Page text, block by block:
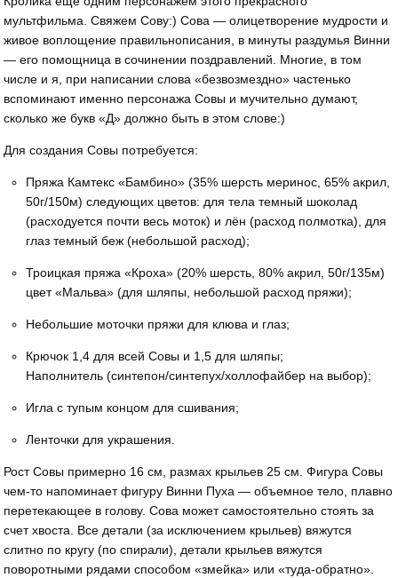
мультфильма. Свяжем Сову:) Сова — олицетворение мудрости и
живое воплощение правильнописания, в минуты раздумья Винни
— его помощница в сочинении поздравлений. Многие, в том
числе и я, при написании слова «безвозмездно» частенько
вспоминают именно персонажа Совы и мучительно думают,
сколько же букв «Д» должно быть в этом слове:)
Для создания Совы потребуется:
Пряжа Камтекс «Бамбино» (35% шерсть меринос, 65% акрил,
50г/150м) следующих цветов: для тела темный шоколад
(расходуется почти весь моток) и лён (расход полмотка), для
глаз темный беж (небольшой расход);
Троицкая пряжа «Кроха» (20% шерсть, 80% акрил, 50г/135м)
цвет «Мальва» (для шляпы, небольшой расход пряжи);
Небольшие моточки пряжи для клюва и глаз;
Крючок 1,4 для всей Совы и 1,5 для шляпы;
Наполнитель (синтепон/синтепух/холлофайбер на выбор);
Игла с тупым концом для сшивания;
Ленточки для украшения.
Рост Совы примерно 16 см, размах крыльев 25 см. Фигура Совы
чем-то напоминает фигуру Винни Пуха — объемное тело, плавно
перетекающее в голову. Сова может самостоятельно стоять за
счет хвоста. Все детали (за исключением крыльев) вяжутся
слитно по кругу (по спирали), детали крыльев вяжутся
поворотными рядами способом «змейка» или «туда-обратно».